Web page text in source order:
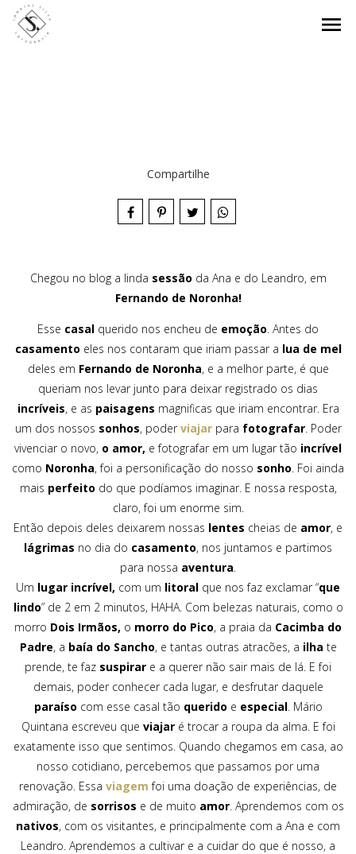
menu
Compartilhe
Chegou no blog a linda sessão da Ana e do Leandro, em
Fernando de Noronha!
Esse casal querido nos encheu de emoção. Antes do
casamento eles nos contaram que iriam passar a lua de mel
deles em Fernando de Noronha, e a melhor parte, é que
queriam nos levar junto para deixar registrado os dias
incríveis, e as paisagens magnificas que iriam encontrar. Era
um dos nossos sonhos, poderviajarpara fotografar. Poder
vivenciar o novo, o amor, e fotografar em um lugar tão incrível
como Noronha, foi a personificação do nosso sonho. Foi ainda
mais perfeito do que podíamos imaginar. E nossa resposta,
claro, foi um enorme sim.
Então depois deles deixarem nossas lentes cheias de amor, e
lágrimas no dia do casamento, nos juntamos e partimos
para nossa aventura.
Um lugar incrível, com um litoral que nos faz exclamar “que
lindo” de 2 em 2 minutos, HAHA. Com belezas naturais, como o
morro Dois Irmãos, o morro do Pico, a praia da Cacimba do
Padre, a baía do Sancho, e tantas outras atracões, a ilha te
prende, te faz suspirar e a querer não sair mais de lá. E foi
demais, poder conhecer cada lugar, e desfrutar daquele
paraíso com esse casal tão querido e especial. Mário
Quintana escreveu que viajaré trocar a roupa da alma. E foi
exatamente isso que sentimos. Quando chegamos em casa, ao
nosso cotidiano, percebemos que passamos por uma
renovação. Essa viagem foi uma doação de experiências, de
admiração, de sorrisos e de muito amor. Aprendemos com os
nativos, com os visitantes, e principalmente com a Ana e com
Leandro. Aprendemos a cultivar e a cuidar do que é nosso, a